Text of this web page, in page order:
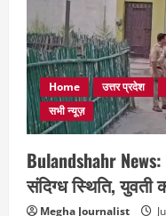
Home उत्तर प्रदेश
सभी न्यूज़
Bulandshahr
संदिग्ध स्थिति, युवती
Megha Journalist